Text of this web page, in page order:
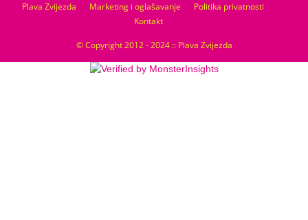
Plava Zvijezda Marketing i oglašavanje
Politika privatnosti
Kontakt
© Copyright 2012 - 2024 :: Plava Zvijezda